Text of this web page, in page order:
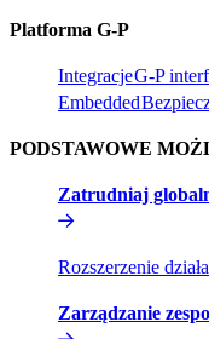
Platforma G-P​​
Integracje​​G-P
Embedded​​
PODSTAWOWE
Zatrudniaj
Rozszerzenie
Zarządzanie